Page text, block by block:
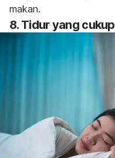
makan.
8. Tidur yang cukup